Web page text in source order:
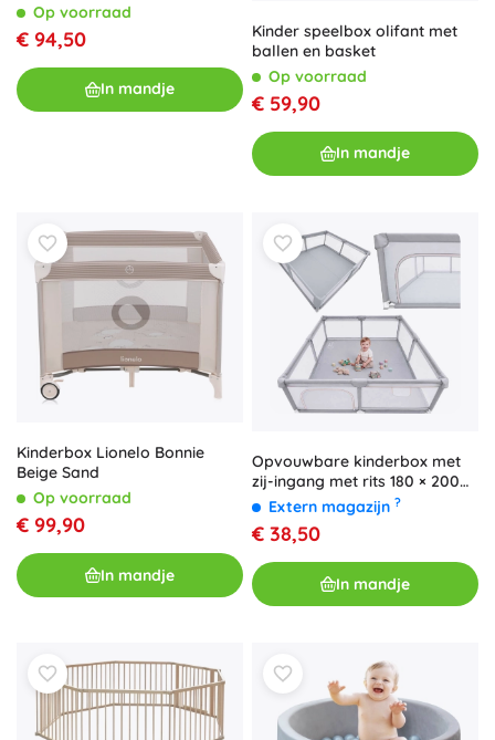
Op voorraad
€ 94,50
In mandje
Kinder speelbox olifant met
ballen en basket
Op voorraad
€ 59,90
In mandje
Kinderbox Lionelo Bonnie
Beige Sand
Op voorraad
€ 99,90
In mandje
Opvouwbare kinderbox met
zij-ingang met rits 180 × 200
cm, grijs
Extern magazijn ?
€ 38,50
In mandje